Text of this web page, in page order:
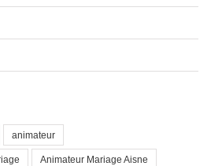
animateur
Animateur Mariage Aisne